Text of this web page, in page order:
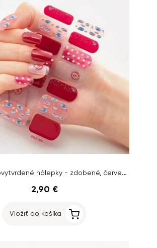
Gélové polovytvrdené nálepky - zdobené, červené
2,90 €
Vložiť do košíka